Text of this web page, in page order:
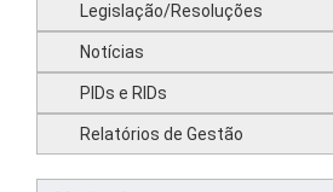
Legislação/Resoluções
Notícias
PIDs e RIDs
Relatórios de Gestão